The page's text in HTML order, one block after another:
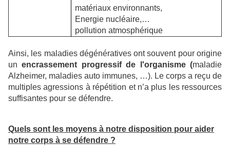
matériaux environnants,
Energie nucléaire,…
pollution atmosphérique
Ainsi, les maladies dégénératives ont souvent pour origine
unencrassement progressif de l'organisme (maladie
Alzheimer, maladies auto immunes, …). Le corps a reçu de
multiples agressions à répétition et n’a plus les ressources
suffisantes pour se défendre.
Quels sont les moyens à notre disposition pour aider
notre corps à se défendre ?